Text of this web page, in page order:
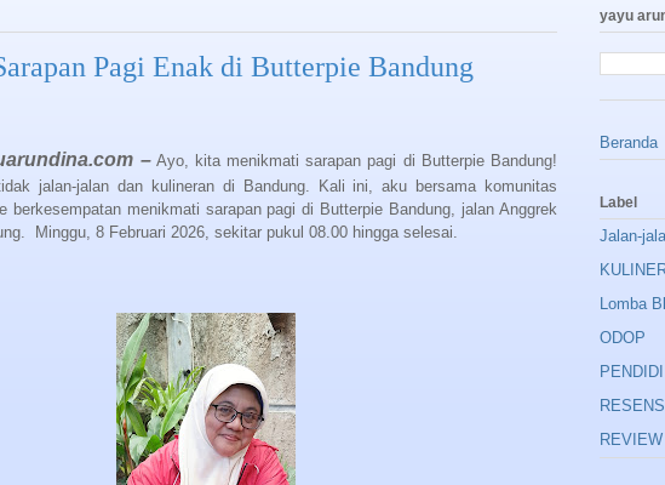
Pagi Enak di Butterpie Bandung
–Ayo, kita menikmati sarapan pagi di Butterpie Bandung!
jalan-jalan dan kulineran di Bandung. Kali ini, aku bersama komunitas
berkesempatan menikmati sarapan pagi di Butterpie Bandung, jalan Anggrek
Minggu, 8 Februari 2026, sekitar pukul 08.00 hingga selesai.
yayu
Beranda
Label
Jalan-
Lomba
ODOP
REVIEW